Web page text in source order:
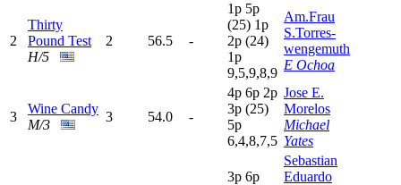
2
Thirty
Pound Test
H/5
2 56.5 -
1p 5p
(25) 1p
2p (24)
1p
9,5,9,8,9
Am.Frau
S.Torres-
wengemuth
E Ochoa
3
Wine Candy
M/3
3 54.0 -
4p 6p 2p
3p (25)
5p
6,4,8,7,5
Jose E.
Morelos
Michael
Yates
3p 6p
Sebastian
Eduardo